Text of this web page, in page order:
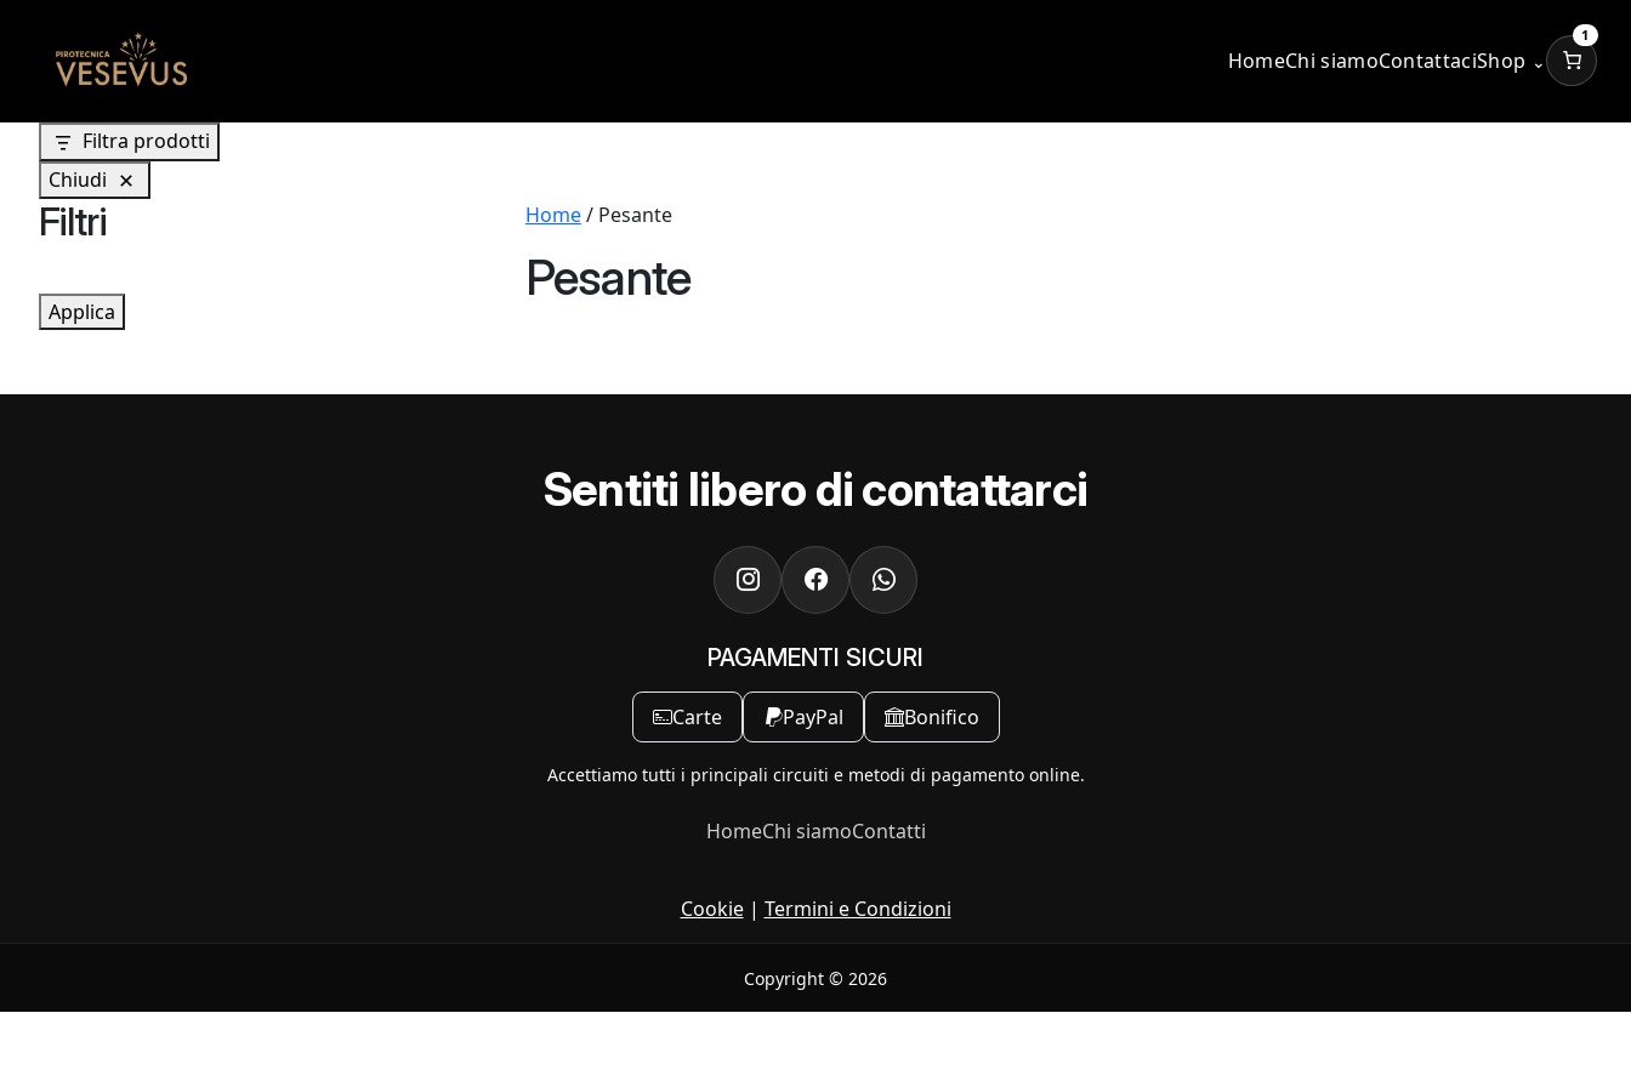
HomeChi siamoContattaciShop ⌄
1
Filtra prodotti
Chiudi
Filtri
Applica
Home/ Pesante
Pesante
Sentiti libero di contattarci
PAGAMENTI SICURI
Carte PayPal Bonifico
Accettiamo tutti i principali circuiti e metodi di pagamento online.
HomeChi siamoContatti
Cookie| Termini e Condizioni
Copyright © 2026